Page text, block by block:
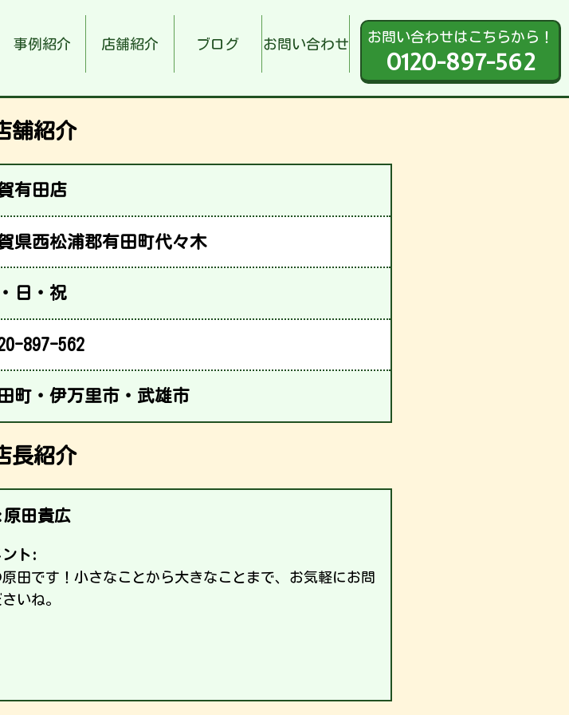
事例紹介 店舗紹介 ブログ お問い合わせ お問い合わせはこちらから！
0120-897-562
舗紹介
有田店
県西松浦郡有田町代々木
日・祝
897-562
町・伊万里市・武雄市
長紹介
田貴広
ント:
田です！小さなことから大きなことまで、お気軽にお問
いね。